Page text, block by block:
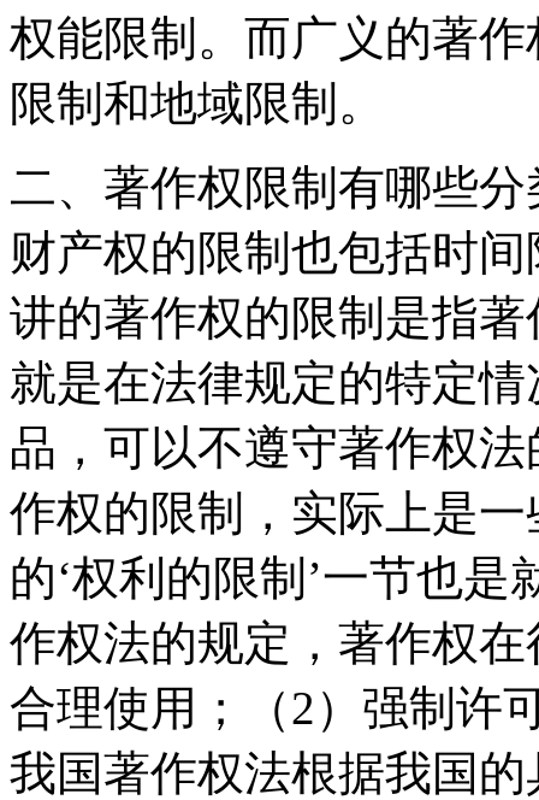
权能限制。而广义的著
限制和地域限制。
二、著作权限制有哪些
财产权的限制也包括时
讲的著作权的限制是指
就是在法律规定的特定
品，可以不遵守著作权
作权的限制，实际上是
的‘权利的限制’一节也
作权法的规定，著作权
合理使用；（2）强制许
我国著作权法根据我国